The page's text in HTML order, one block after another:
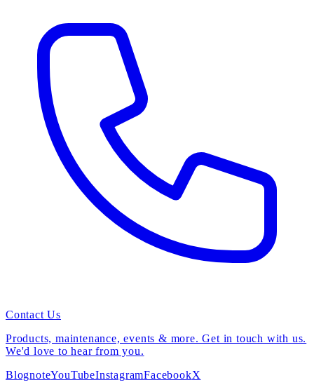
Contact Us
Products, maintenance, events & more. Get in touch with us.
We'd love to hear from you.
BlognoteYouTubeInstagramFacebookX